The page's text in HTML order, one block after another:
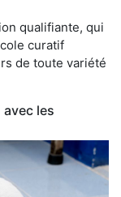
qualifiante, qui
curatif
de toute variété
les